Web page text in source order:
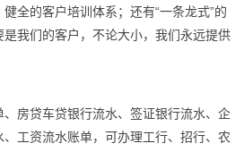
全的客户培训体系；还有“一条龙式”的
我们的客户，不论大小，我们永远提供
房贷车贷银行流水、签证银行流水、企
工资流水账单，可办理工行、招行、农